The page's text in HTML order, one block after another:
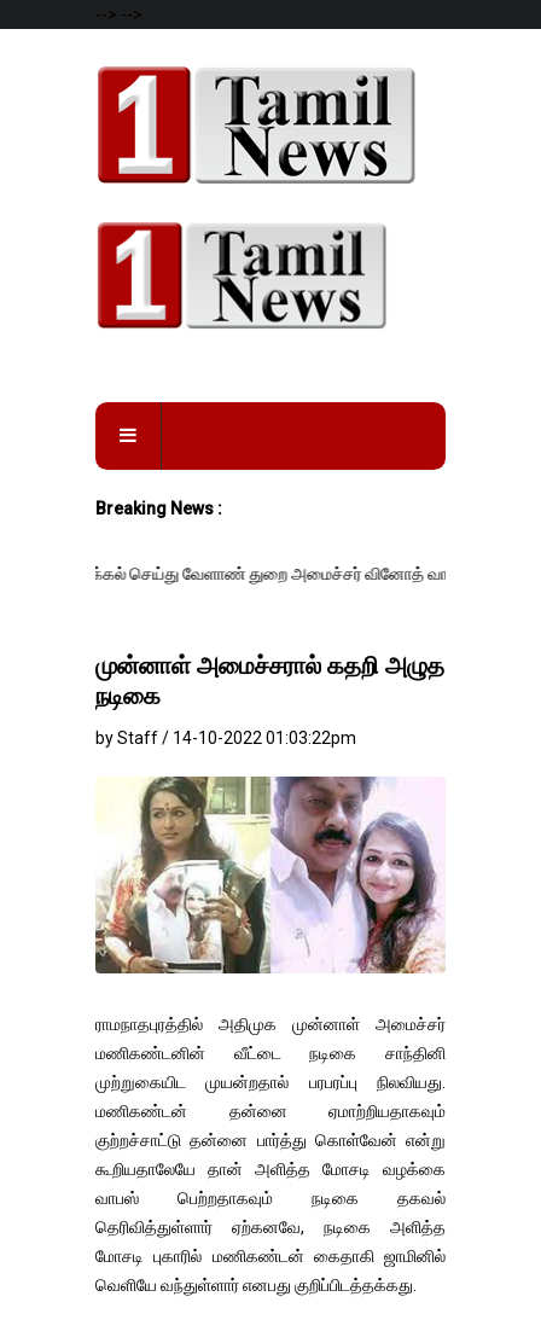
--> -->
Breaking News :
செய்து வேளாண் துறை அமைச்சர் வினோத் வாசித்து வருகிறார். �.
முன்னாள் அமைச்சரால் கதறி அழுத
நடிகை
by Staff / 14-10-2022 01:03:22pm
ராமநாதபுரத்தில் அதிமுக முன்னாள் அமைச்சர்
மணிகண்டனின் வீட்டை நடிகை சாந்தினி
முற்றுகையிட முயன்றதால் பரபரப்பு நிலவியது.
மணிகண்டன் தன்னை ஏமாற்றியதாகவும்
குற்றச்சாட்டு தன்னை பார்த்து கொள்வேன் என்று
கூறியதாலேயே தான் அளித்த மோசடி வழக்கை
வாபஸ் பெற்றதாகவும் நடிகை தகவல்
தெரிவித்துள்ளார் ஏற்கனவே, நடிகை அளித்த
மோசடி புகாரில் மணிகண்டன் கைதாகி ஜாமினில்
வெளியே வந்துள்ளார் எனபது குறிப்பிடத்தக்கது.